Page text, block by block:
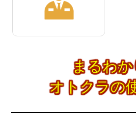
まるわか
オトクラの